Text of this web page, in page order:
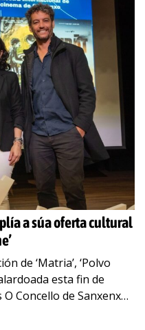
a súa oferta cultural
de ‘Matria’, ‘Polvo
esta fin de
Concello de Sanxenxo